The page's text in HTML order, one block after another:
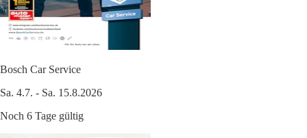
Bosch Car Service
Sa. 4.7. - Sa. 15.8.2026
Noch 6 Tage gültig